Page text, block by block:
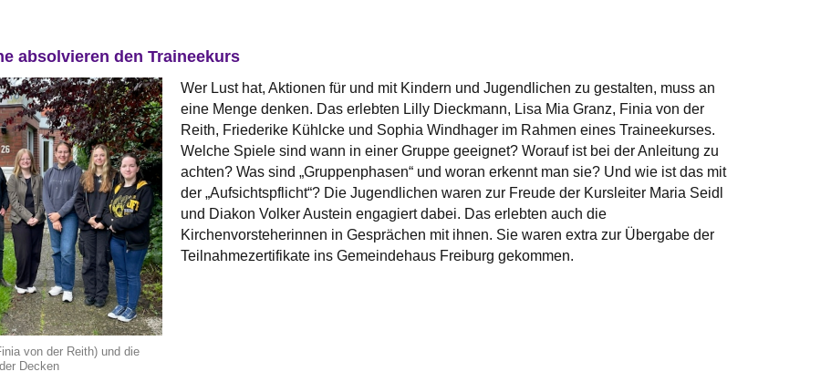
absolvieren den Traineekurs
von der Reith) und die
Decken
Wer Lust hat, Aktionen für und mit Kindern und Jugendlichen zu gestalten, muss an
eine Menge denken. Das erlebten Lilly Dieckmann, Lisa Mia Granz, Finia von der
Reith, Friederike Kühlcke und Sophia Windhager im Rahmen eines Traineekurses.
Welche Spiele sind wann in einer Gruppe geeignet? Worauf ist bei der Anleitung zu
achten? Was sind „Gruppenphasen“ und woran erkennt man sie? Und wie ist das mit
der „Aufsichtspflicht“? Die Jugendlichen waren zur Freude der Kursleiter Maria Seidl
und Diakon Volker Austein engagiert dabei. Das erlebten auch die
Kirchenvorsteherinnen in Gesprächen mit ihnen. Sie waren extra zur Übergabe der
Teilnahmezertifikate ins Gemeindehaus Freiburg gekommen.